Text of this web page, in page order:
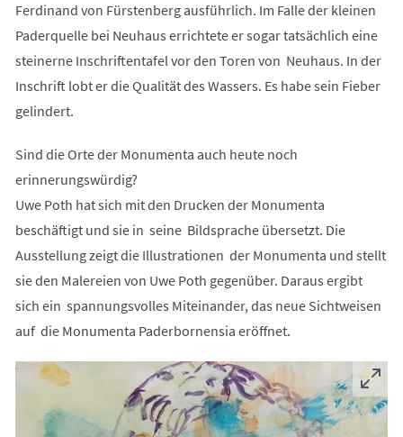
Ferdinand von Fürstenberg ausführlich. Im Falle der kleinen
Paderquelle bei Neuhaus errichtete er sogar tatsächlich eine
steinerne Inschriftentafel vor den Toren von Neuhaus. In der
Inschrift lobt er die Qualität des Wassers. Es habe sein Fieber
gelindert.
Sind die Orte der Monumenta auch heute noch
erinnerungswürdig?
Uwe Poth hat sich mit den Drucken der Monumenta
beschäftigt und sie in seine Bildsprache übersetzt. Die
Ausstellung zeigt die Illustrationen der Monumenta und stellt
sie den Malereien von Uwe Poth gegenüber. Daraus ergibt
sich ein spannungsvolles Miteinander, das neue Sichtweisen
auf die Monumenta Paderbornensia eröffnet.